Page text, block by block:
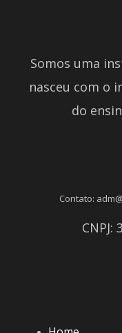
Somos uma
nasceu com o
do
Contato:
CNPJ: